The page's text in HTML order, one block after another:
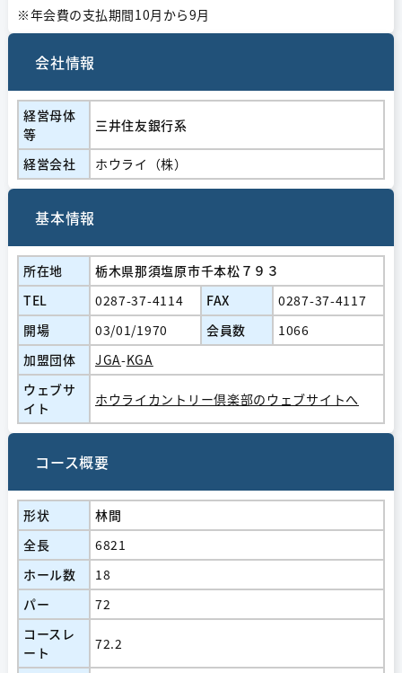
※年会費の支払期間10月から9月
会社情報
経営⺟体
等
三井住友銀行系
経営会社 ホウライ（株）
基本情報
所在地
栃木県那須塩原市千本松７９３
TEL
0287-37-4114 FAX
0287-37-4117
開場
03/01/1970 会員数
1066
加盟団体
JGA-KGA
ウェブサ
イト
ホウライカントリー倶楽部のウェブサイトへ
コース概要
形状
林間
全長
6821
ホール数
18
パー
72
コースレ
ート
72.2